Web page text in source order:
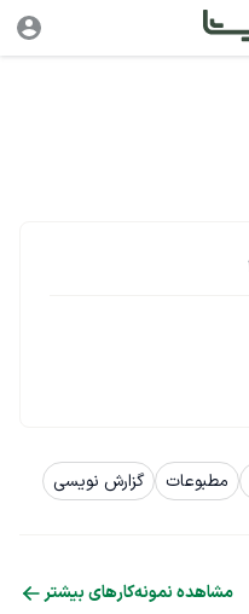
مطبوعات
گزارش نویسی
مشاهده نمونه‌کارهای بیشتر